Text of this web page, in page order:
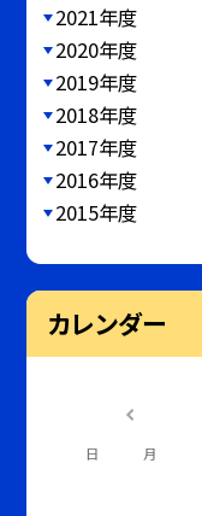
2021年度
2020年度
2019年度
2018年度
2017年度
2016年度
2015年度
カレンダー
日 月